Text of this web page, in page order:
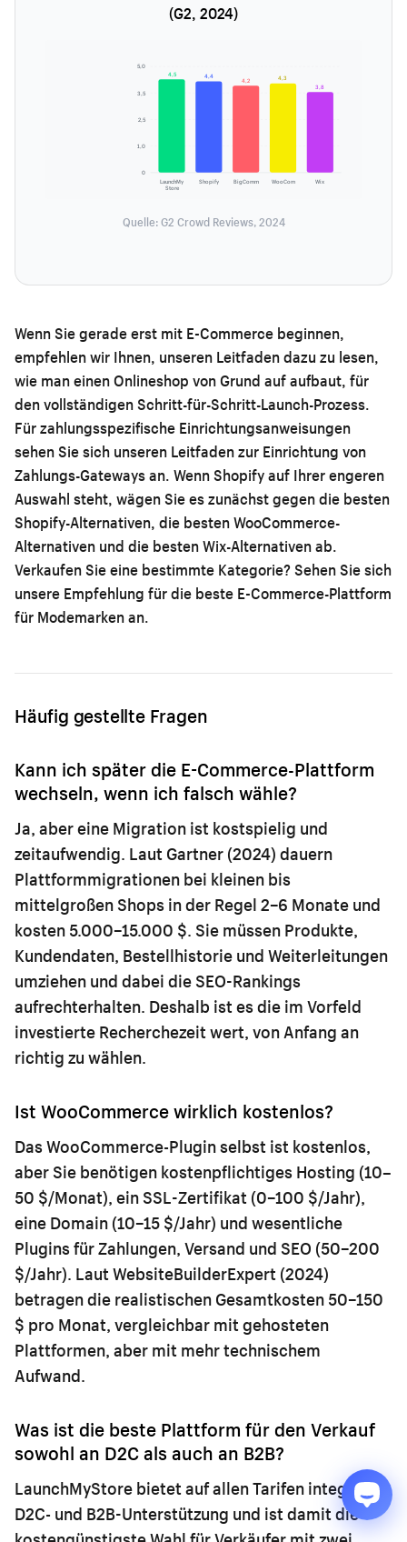
(G2, 2024)
0
1,0
2,5
3,5
5,0
4,5
LaunchMy
Store
4,4
Shopify
4,2
BigComm
4,3
WooCom
3,8
Wix
Quelle: G2 Crowd Reviews, 2024
Wenn Sie gerade erst mit E-Commerce beginnen,
empfehlen wir Ihnen, unseren Leitfaden dazu zu lesen,
wie man einen Onlineshop von Grund auf aufbaut, für
den vollständigen Schritt-für-Schritt-Launch-Prozess.
Für zahlungsspezifische Einrichtungsanweisungen
sehen Sie sich unseren Leitfaden zur Einrichtung von
Zahlungs-Gatewaysan. Wenn Shopify auf Ihrer engeren
Auswahl steht, wägen Sie es zunächst gegen die besten
Shopify-Alternativen, die besten WooCommerce-
Alternativen und die besten Wix-Alternativenab.
Verkaufen Sie eine bestimmte Kategorie? Sehen Sie sich
unsere Empfehlung für die beste E-Commerce-Plattform
für Modemarkenan.
Häufig gestellte Fragen
Kann ich später die E-Commerce-Plattform
wechseln, wenn ich falsch wähle?
Ja, aber eine Migration ist kostspielig und
zeitaufwendig. Laut Gartner (2024) dauern
Plattformmigrationen bei kleinen bis
mittelgroßen Shops in der Regel 2–6 Monate und
kosten 5.000–15.000 $. Sie müssen Produkte,
Kundendaten, Bestellhistorie und Weiterleitungen
umziehen und dabei die SEO-Rankings
aufrechterhalten. Deshalb ist es die im Vorfeld
investierte Recherchezeit wert, von Anfang an
richtig zu wählen.
Ist WooCommerce wirklich kostenlos?
Das WooCommerce-Plugin selbst ist kostenlos,
aber Sie benötigen kostenpflichtiges Hosting (10–
50 $/Monat), ein SSL-Zertifikat (0–100 $/Jahr),
eine Domain (10–15 $/Jahr) und wesentliche
Plugins für Zahlungen, Versand und SEO (50–200
$/Jahr). Laut WebsiteBuilderExpert (2024)
betragen die realistischen Gesamtkosten 50–150
$ pro Monat, vergleichbar mit gehosteten
Plattformen, aber mit mehr technischem
Aufwand.
Was ist die beste Plattform für den Verkauf
sowohl an D2C als auch an B2B?
LaunchMyStore bietet auf allen Tarifen integrierte
D2C- und B2B-Unterstützung und ist damit die